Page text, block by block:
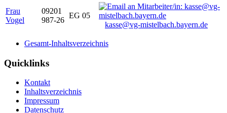
Frau
Vogel
09201
987-26
EG 05
kasse@vg-mistelbach.bayern.de
Gesamt-Inhaltsverzeichnis
Quicklinks
Kontakt
Inhaltsverzeichnis
Impressum
Datenschutz